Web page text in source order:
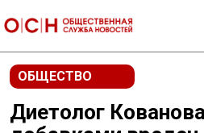
ОБЩЕСТВО
Диетолог